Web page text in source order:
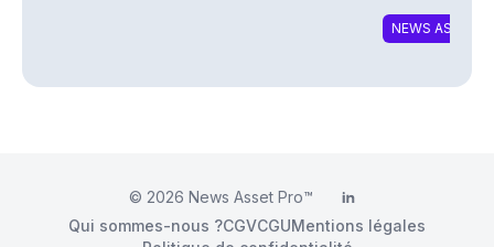
2026 de
NEWS
© 2026 News Asset Pro™ LinkedIn
Qui sommes-nous ?CGVCGUMentions légales